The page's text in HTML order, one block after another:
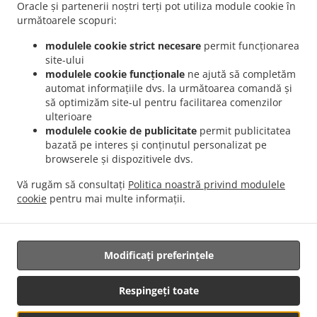
Oracle și partenerii noștri terți pot utiliza module cookie în
următoarele scopuri:
modulele cookie strict necesare permit funcționarea
site-ului
modulele cookie funcționale ne ajută să completăm
automat informațiile dvs. la următoarea comandă și
să optimizăm site-ul pentru facilitarea comenzilor
ulterioare
modulele cookie de publicitate permit publicitatea
bazată pe interes și conținutul personalizat pe
browserele și dispozitivele dvs.
Vă rugăm să consultați Politica noastră privind modulele
cookie pentru mai multe informații.
Respingeți toate
Modificați preferințele
mâncare Romanesc București Sector 3
Livrare mâncare Romanesc București Sector 5 .
Livrare mâncare Romanesc
București Sector 6
Livrare mâncare Romanesc București Fundeni
Livrare mâncare
Romanesc București . Livrare mâncare Romanesc Popești-Leordeni Sector 3 . Livrare
mâncare Romanesc Popești-Leordeni Sector 4
. Livrare mâncare Romanesc Popești-
.
Dobroești Sector 2
Livrare mâncare Romanesc Dobroești
Livrare mâncare
Romanesc Voluntari Pipera
Livrare mâncare Romanesc Voluntari Sector 2
mâncare Romanesc Jilava
Livrare mâncare Romanesc Bragadiru .